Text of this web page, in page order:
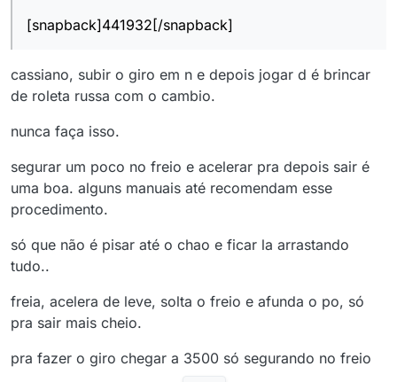
[snapback]441932[/snapback]
cassiano, subir o giro em n e depois jogar d é brincar
de roleta russa com o cambio.
nunca faça isso.
segurar um poco no freio e acelerar pra depois sair é
uma boa. alguns manuais até recomendam esse
procedimento.
só que não é pisar até o chao e ficar la arrastando
tudo..
freia, acelera de leve, solta o freio e afunda o po, só
pra sair mais cheio.
pra fazer o giro chegar a 3500 só segurando no freio